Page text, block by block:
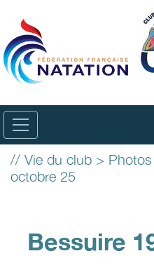
// Vie du club >
octobre 25
Bessuire